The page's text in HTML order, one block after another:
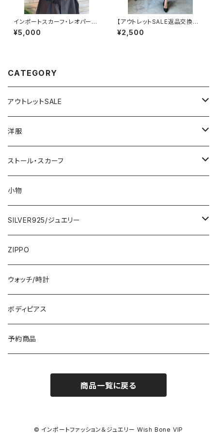
インポートスカーフ・レオパード/
ヒョウ柄 小さめスカーフ ツヤス
カーフ・バッグスカーフ/レオパー
¥5,000
【アウトレットSALE返品交換不
可8/20まで】フランス製インポ
ート・ロング丈マキシワンピース
¥2,500
CATEGORY
アウトレットSALE
1000円
2000円
3000円
5000円
7000円
洋服
インポートワンピース
ロング・マキシ
ひざ・ミディ
トップス・カーディガン・アウター
カーディガン
イタリア製ジャケット
スカート・パンツ
ストール・スカーフ
大判ストール・ロングスカーフ
小さめスカーフ
コットンストール・スカーフ
冬物・マフラー
小物
SILVER925/ジュエリー
指輪・リング
ネックレス・ペンダントトップ
ピアス・イヤリング
ブレスレット・バングル
ZIPPO
ウォッチ/時計
ボディピアス
予約商品
商品一覧に戻る
© インポートファッション＆ジュエリー Wish Bone VIP